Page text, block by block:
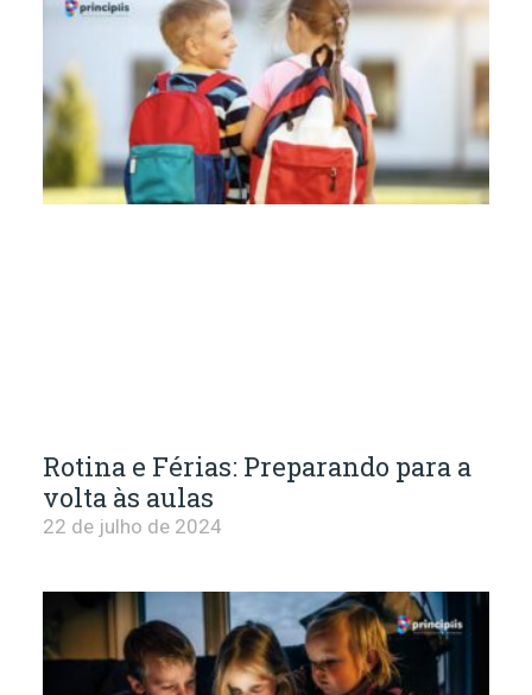
Rotina e Férias: Preparando para a
volta às aulas
22 de julho de 2024